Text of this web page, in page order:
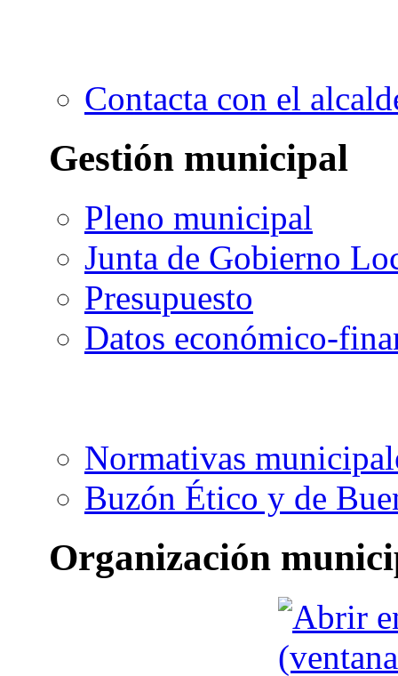
Contacta con el
Gestión municipal
Pleno municipal
Junta de Gobierno
Presupuesto
Datos económico-
Normativas
Buzón Ético y de
Organización